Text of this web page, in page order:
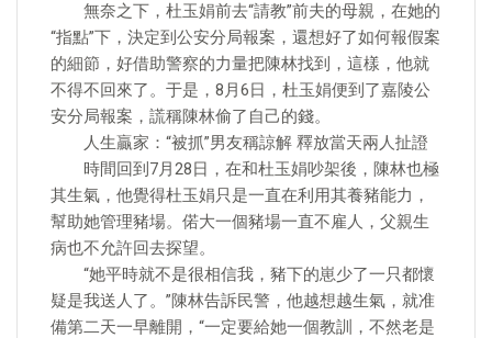
無奈之下，杜玉娟前去“請教”前夫的母親，在她的
“指點”下，決定到公安分局報案，還想好了如何報假案
的細節，好借助警察的力量把陳林找到，這樣，他就
不得不回來了。于是，8月6日，杜玉娟便到了嘉陵公
安分局報案，謊稱陳林偷了自己的錢。
人生贏家：“被抓”男友稱諒解 釋放當天兩人扯證
時間回到7月28日，在和杜玉娟吵架後，陳林也極
其生氣，他覺得杜玉娟只是一直在利用其養豬能力，
幫助她管理豬場。偌大一個豬場一直不雇人，父親生
病也不允許回去探望。
“她平時就不是很相信我，豬下的崽少了一只都懷
疑是我送人了。”陳林告訴民警，他越想越生氣，就准
備第二天一早離開，“一定要給她一個教訓，不然老是